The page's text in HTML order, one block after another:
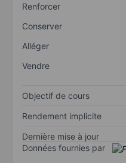
Renforcer
Conserver
Alléger
Vendre
Objectif de cours
Rendement implicite
Dernière mise à jour
Données fournies par